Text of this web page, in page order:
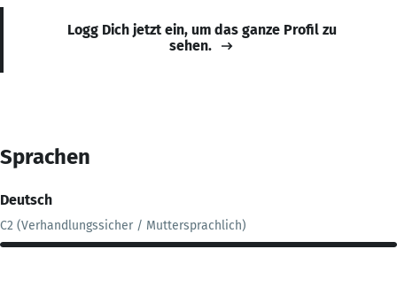
Logg Dich jetzt ein, um das ganze Profil zu
sehen.
Sprachen
Deutsch
C2 (Verhandlungssicher / Muttersprachlich)